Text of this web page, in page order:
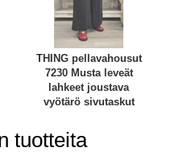
THING pellavahousut
7230 Musta leveät
lahkeet joustava
vyötärö sivutaskut
tuotteita